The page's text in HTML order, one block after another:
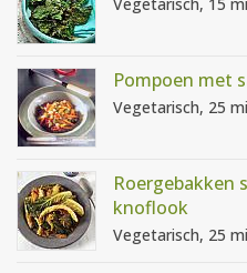
Pompoen met
Vegetarisch, 25
Roergebakken
knoflook
Vegetarisch, 25